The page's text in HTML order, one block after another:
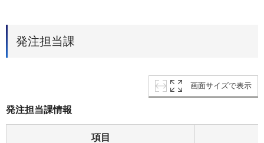
発注担当課
画面サイズで表示
発注担当課情報
項目